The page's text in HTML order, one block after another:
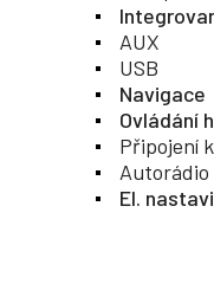
AUX
USB
Navigace
Ovládání
Připojení
Autorádio
El.